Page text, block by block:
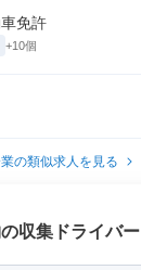
免許
+10個
の類似求人を見る
収集ドライバー